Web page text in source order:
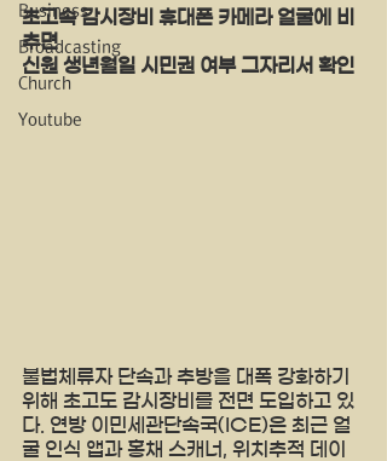
Business
Broadcasting
Church
Youtube
초고속 감시장비 휴대폰 카메라 얼굴에 비
추면
신원 생년월일 시민권 여부 그자리서 확인
불법체류자 단속과 추방을 대폭 강화하기
위해 초고도 감시장비를 전면 도입하고 있
다. 연방 이민세관단속국(ICE)은 최근 얼
굴 인식 앱과 홍채 스캐너, 위치추적 데이